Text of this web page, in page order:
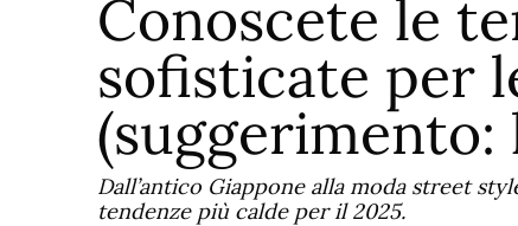
Conoscete le
sofisticate per
(suggerimento:
Dall’antico Giappone alla moda street
tendenze più calde per il 2025.